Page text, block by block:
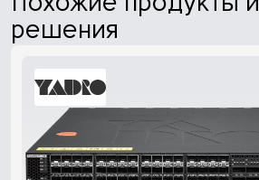
решения